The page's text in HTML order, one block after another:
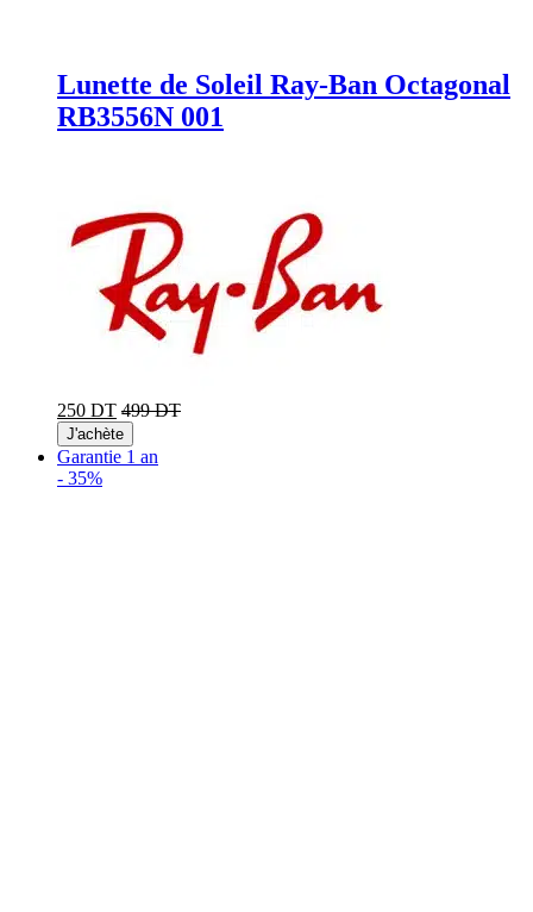
Lunette de Soleil Ray-Ban Octagonal
RB3556N 001
250 DT 499 DT
J'achète
Garantie 1 an
- 35%